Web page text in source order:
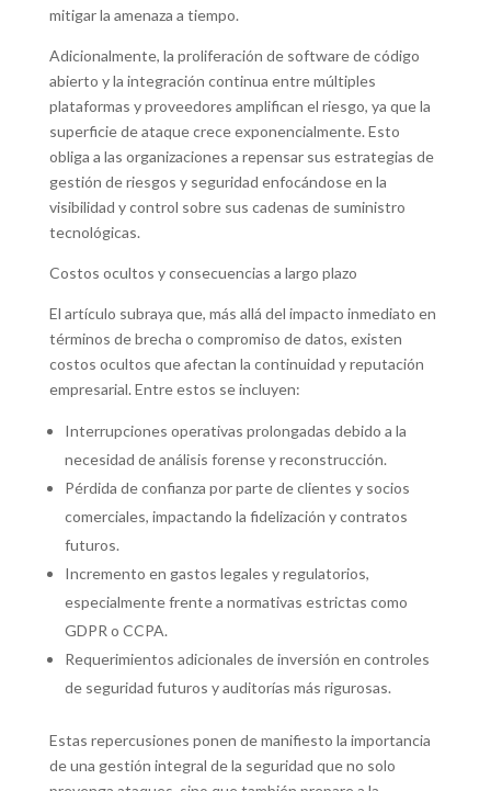
mitigar la amenaza a tiempo.
Adicionalmente, la proliferación de software de código
abierto y la integración continua entre múltiples
plataformas y proveedores amplifican el riesgo, ya que la
superficie de ataque crece exponencialmente. Esto
obliga a las organizaciones a repensar sus estrategias de
gestión de riesgos y seguridad enfocándose en la
visibilidad y control sobre sus cadenas de suministro
tecnológicas.
Costos ocultos y consecuencias a largo plazo
El artículo subraya que, más allá del impacto inmediato en
términos de brecha o compromiso de datos, existen
costos ocultos que afectan la continuidad y reputación
empresarial. Entre estos se incluyen:
Interrupciones operativas prolongadas debido a la
necesidad de análisis forense y reconstrucción.
Pérdida de confianza por parte de clientes y socios
comerciales, impactando la fidelización y contratos
futuros.
Incremento en gastos legales y regulatorios,
especialmente frente a normativas estrictas como
GDPR o CCPA.
Requerimientos adicionales de inversión en controles
de seguridad futuros y auditorías más rigurosas.
Estas repercusiones ponen de manifiesto la importancia
de una gestión integral de la seguridad que no solo